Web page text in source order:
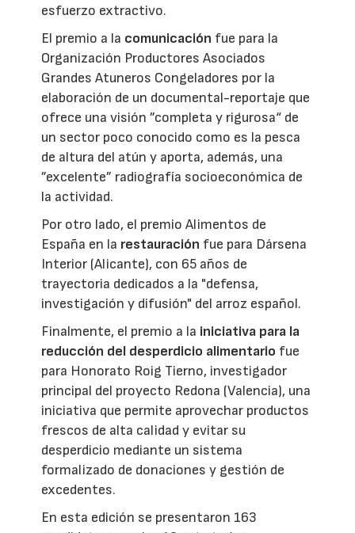
esfuerzo extractivo.
El premio a la comunicación fue para la
Organización Productores Asociados
Grandes Atuneros Congeladores por la
elaboración de un documental-reportaje que
ofrece una visión ”completa y rigurosa“ de
un sector poco conocido como es la pesca
de altura del atún y aporta, además, una
”excelente” radiografía socioeconómica de
la actividad.
Por otro lado, el premio Alimentos de
España en la restauración fue para Dársena
Interior (Alicante), con 65 años de
trayectoria dedicados a la "defensa,
investigación y difusión" del arroz español.
Finalmente, el premio a la iniciativa para la
reducción del desperdicio alimentario fue
para Honorato Roig Tierno, investigador
principal del proyecto Redona (Valencia), una
iniciativa que permite aprovechar productos
frescos de alta calidad y evitar su
desperdicio mediante un sistema
formalizado de donaciones y gestión de
excedentes.
En esta edición se presentaron 163